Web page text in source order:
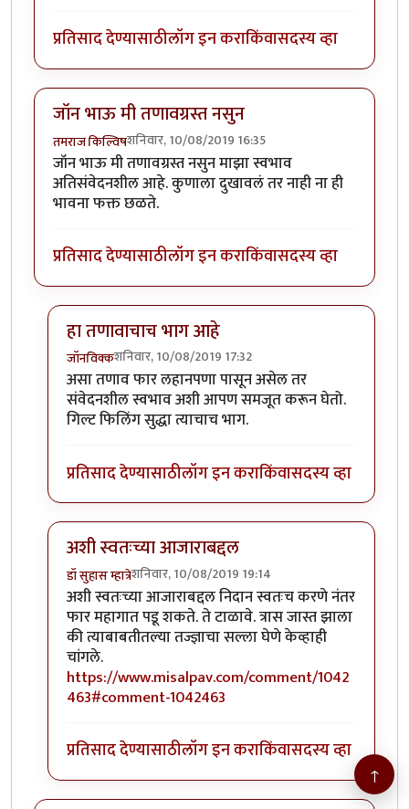
प्रतिसाद देण्यासाठीलॉग इन कराकिंवासदस्य व्हा
जॉन भाऊ मी तणावग्रस्त नसुन
तमराज किल्विषशनिवार, 10/08/2019 16:35
जॉन भाऊ मी तणावग्रस्त नसुन माझा स्वभाव
अतिसंवेदनशील आहे. कुणाला दुखावलं तर नाही ना ही
भावना फक्त छळते.
प्रतिसाद देण्यासाठीलॉग इन कराकिंवासदस्य व्हा
हा तणावाचाच भाग आहे
जॉनविक्कशनिवार, 10/08/2019 17:32
In reply toजॉन भाऊ मी तणावग्रस्त नसुनby
असा तणाव फार लहानपणा पासून असेल तर
संवेदनशील स्वभाव अशी आपण समजूत करून घेतो.
गिल्ट फिलिंग सुद्धा त्याचाच भाग.
प्रतिसाद देण्यासाठीलॉग इन कराकिंवासदस्य व्हा
अशी स्वतःच्या आजाराबद्दल
डॉ सुहास म्हात्रेशनिवार, 10/08/2019 19:14
In reply toजॉन भाऊ मी तणावग्रस्त नसुनbyतमराज
अशी स्वतःच्या आजाराबद्दल निदान स्वतःच करणे नंतर
फार महागात पडू शकते. ते टाळावे. त्रास जास्त झाला
की त्याबाबतीतल्या तज्ज्ञाचा सल्ला घेणे केव्हाही
चांगले.
https://www.misalpav.com/comment/1042
463#comment-1042463
प्रतिसाद देण्यासाठीलॉग इन कराकिंवासदस्य व्हा
↑